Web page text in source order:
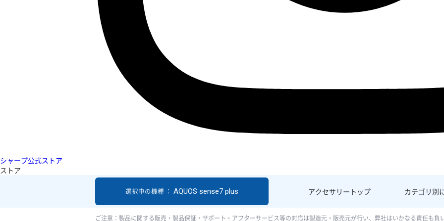
シャープ公式ストア
ストア
アクセサリー トップ カテゴリ別
選択中の機種 ： AQUOS sense7 plus
ご注意：製品に関する販売・製品保証・サポート・アフターサービス等の対応は製造元・販売元が行い、弊社はいかなる責任も負